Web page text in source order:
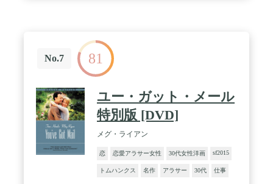
No.7 81
ユー・ガット・メール
特別版 [DVD]
メグ・ライアン
恋 恋愛アラサー女性 30代女性洋画 sf2015
トムハンクス 名作 アラサー 30代 仕事